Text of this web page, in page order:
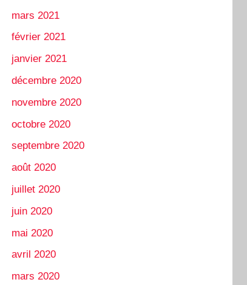
mars 2021
février 2021
janvier 2021
décembre 2020
novembre 2020
octobre 2020
septembre 2020
août 2020
juillet 2020
juin 2020
mai 2020
avril 2020
mars 2020